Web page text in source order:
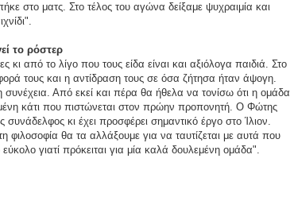
στο ματς. Στο τέλος του αγώνα δείξαμε ψυχραιμία και
το ρόστερ
κι από το λίγο που τους είδα είναι και αξιόλογα παιδιά. Στο
τους και η αντίδραση τους σε όσα ζήτησα ήταν άψογη.
συνέχεια. Από εκεί και πέρα θα ήθελα να τονίσω ότι η ομάδα
κάτι που πιστώνεται στον πρώην προπονητή. Ο Φώτης
συνάδελφος κι έχει προσφέρει σημαντικό έργο στο Ίλιον.
θα τα αλλάξουμε για να ταυτίζεται με αυτά που
γιατί πρόκειται για μία καλά δουλεμένη ομάδα".